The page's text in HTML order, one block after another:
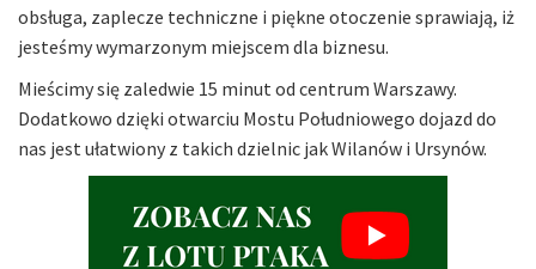
obsługa, zaplecze techniczne i piękne otoczenie sprawiają, iż
jesteśmy wymarzonym miejscem dla biznesu.
Mieścimy się zaledwie 15 minut od centrum Warszawy.
Dodatkowo dzięki otwarciu Mostu Południowego dojazd do
nas jest ułatwiony z takich dzielnic jak Wilanów i Ursynów.